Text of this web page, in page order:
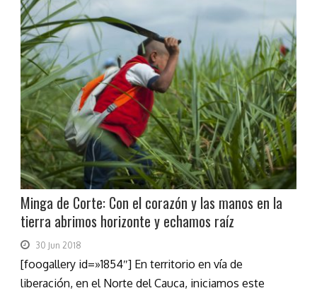
Minga de Corte: Con el corazón y las manos en la
tierra abrimos horizonte y echamos raíz
30 Jun 2018
[foogallery id=»1854″] En territorio en vía de
liberación, en el Norte del Cauca, iniciamos este